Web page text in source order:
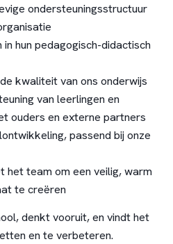
ondersteuningsstructuur
hun pedagogisch-didactisch
kwaliteit van ons onderwijs
van leerlingen en
ouders en externe partners
passend bij onze
het team om een veilig, warm
te creëren
denkt vooruit, en vindt het
en te verbeteren.